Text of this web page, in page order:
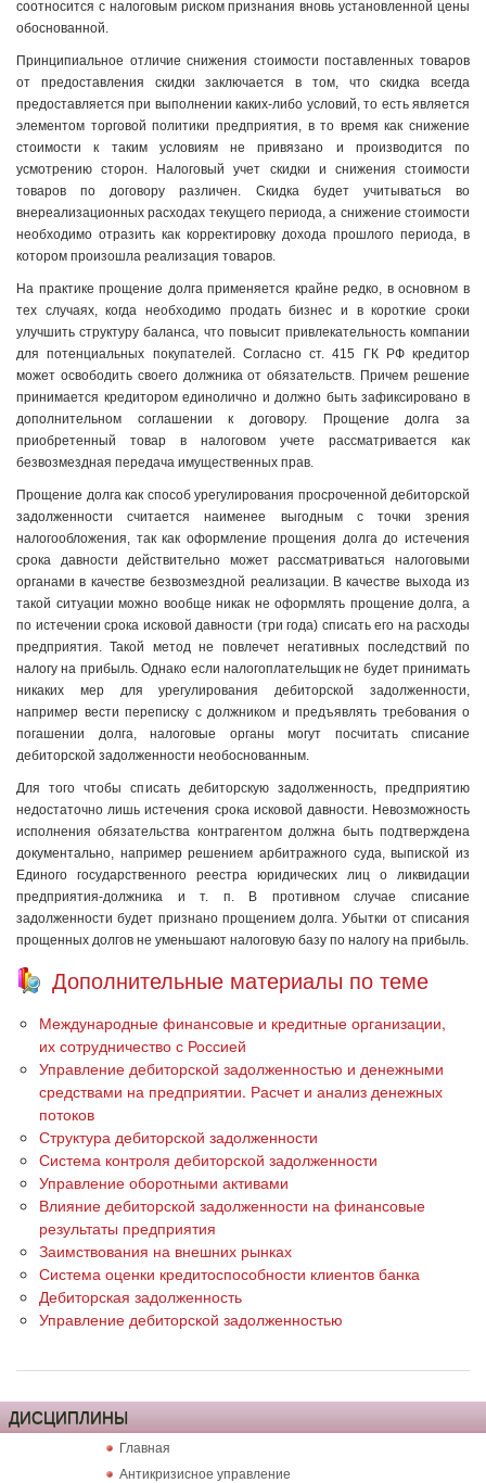
соотносится с налоговым риском признания вновь установленной цены
обоснованной.
Принципиальное отличие снижения стоимости поставленных товаров
от предоставления скидки заключается в том, что скидка всегда
предоставляется при выполнении каких-либо условий, то есть является
элементом торговой политики предприятия, в то время как снижение
стоимости к таким условиям не привязано и производится по
усмотрению сторон. Налоговый учет скидки и снижения стоимости
товаров по договору различен. Скидка будет учитываться во
внереализационных расходах текущего периода, а снижение стоимости
необходимо отразить как корректировку дохода прошлого периода, в
котором произошла реализация товаров.
На практике прощение долга применяется крайне редко, в основном в
тех случаях, когда необходимо продать бизнес и в короткие сроки
улучшить структуру баланса, что повысит привлекательность компании
для потенциальных покупателей. Согласно ст. 415 ГК РФ кредитор
может освободить своего должника от обязательств. Причем решение
принимается кредитором единолично и должно быть зафиксировано в
дополнительном соглашении к договору. Прощение долга за
приобретенный товар в налоговом учете рассматривается как
безвозмездная передача имущественных прав.
Прощение долга как способ урегулирования просроченной дебиторской
задолженности считается наименее выгодным с точки зрения
налогообложения, так как оформление прощения долга до истечения
срока давности действительно может рассматриваться налоговыми
органами в качестве безвозмездной реализации. В качестве выхода из
такой ситуации можно вообще никак не оформлять прощение долга, а
по истечении срока исковой давности (три года) списать его на расходы
предприятия. Такой метод не повлечет негативных последствий по
налогу на прибыль. Однако если налогоплательщик не будет принимать
никаких мер для урегулирования дебиторской задолженности,
например вести переписку с должником и предъявлять требования о
погашении долга, налоговые органы могут посчитать списание
дебиторской задолженности необоснованным.
Для того чтобы списать дебиторскую задолженность, предприятию
недостаточно лишь истечения срока исковой давности. Невозможность
исполнения обязательства контрагентом должна быть подтверждена
документально, например решением арбитражного суда, выпиской из
Единого государственного реестра юридических лиц о ликвидации
предприятия-должника и т. п. В противном случае списание
задолженности будет признано прощением долга. Убытки от списания
прощенных долгов не уменьшают налоговую базу по налогу на прибыль.
Дополнительные материалы по теме
Международные финансовые и кредитные организации,
их сотрудничество с Россией
Управление дебиторской задолженностью и денежными
средствами на предприятии. Расчет и анализ денежных
потоков
Структура дебиторской задолженности
Система контроля дебиторской задолженности
Управление оборотными активами
Влияние дебиторской задолженности на финансовые
результаты предприятия
Заимствования на внешних рынках
Система оценки кредитоспособности клиентов банка
Дебиторская задолженность
Управление дебиторской задолженностью
ДИСЦИПЛИНЫ
Главная
Антикризисное управление